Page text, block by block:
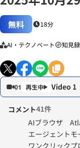
無料 18分
AI・テクノベート 知見
01 Video 1
コメント41件
AIブラウザ
エージェント
ワンクリックプ